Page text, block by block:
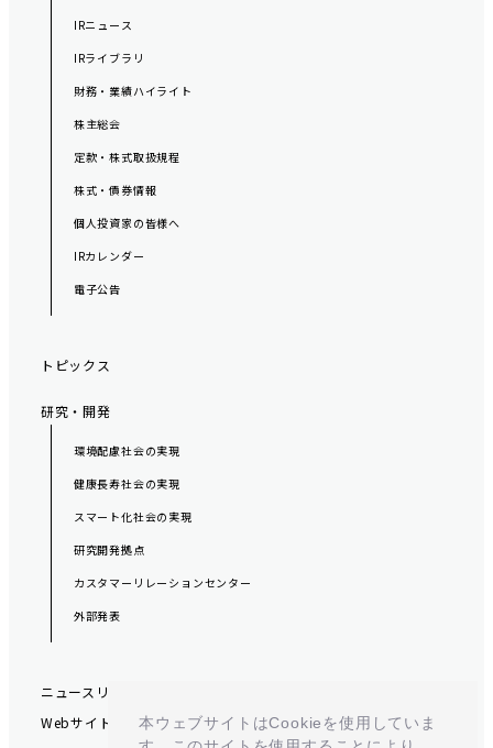
本ウェブサイトはCookieを使用していま
IRニュース
IRライブラリ
財務・業績ハイライト
株主総会
定款・株式取扱規程
株式・債券情報
個人投資家の皆様へ
IRカレンダー
電子公告
トピックス
研究・開発
環境配慮社会の実現
健康長寿社会の実現
スマート化社会の実現
研究開発拠点
カスタマーリレーションセンター
外部発表
ニュースリリース
Webサイトポリシー